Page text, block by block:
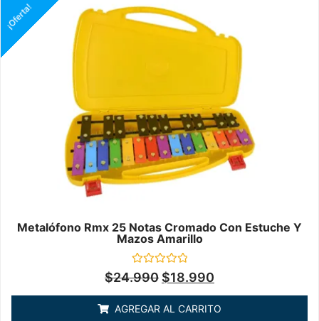
Metalófono Rmx 25 Notas Cromado Con Estuche Y
Mazos Amarillo
Valorado
en
de
5
¡Oferta!
$24.990 $18.990
AGREGAR AL CARRITO